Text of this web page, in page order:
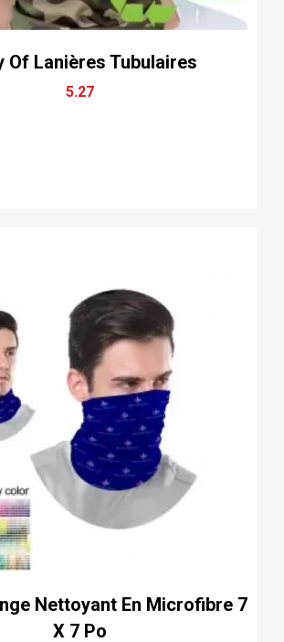
Of Lanières Tubulaires
5.27
Nettoyant En Microfibre 7
X 7 Po